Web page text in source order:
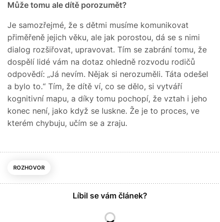
Může tomu ale dítě porozumět?
Je samozřejmé, že s dětmi musíme komunikovat
přiměřeně jejich věku, ale jak porostou, dá se s nimi
dialog rozšiřovat, upravovat. Tím se zabrání tomu, že
dospělí lidé vám na dotaz ohledně rozvodu rodičů
odpovědí: „Já nevím. Nějak si nerozuměli. Táta odešel
a bylo to.“ Tím, že dítě ví, co se dělo, si vytváří
kognitivní mapu, a díky tomu pochopí, že vztah i jeho
konec není, jako když se luskne. Že je to proces, ve
kterém chybuju, učím se a zraju.
ROZHOVOR
Líbil se vám článek?